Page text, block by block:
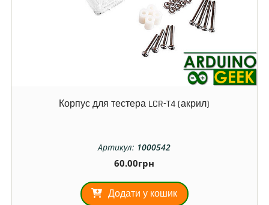
Корпус для тестера LCR-T4 (акрил)
Артикул: 1000542
60.00грн
Додати у кошик